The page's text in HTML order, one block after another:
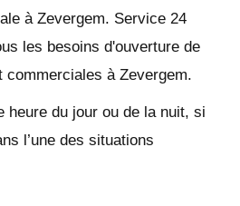
à Zevergem. Service 24
les besoins d'ouverture de
commerciales à Zevergem.
heure du jour ou de la nuit, si
l’une des situations